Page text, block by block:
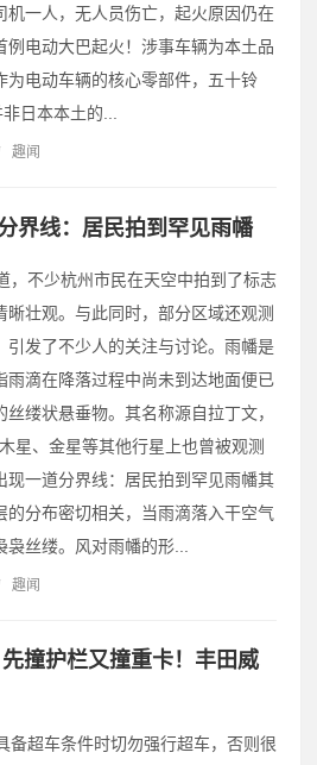
机一人，无人员伤亡，起火原因仍在
例电动大巴起火！涉事车辆为本土品
为电动车辆的核心零部件，五十铃
日本本土的...
趣闻
界线：居民拍到罕见雨幡
，不少杭州市民在天空中拍到了标志
壮观。与此同时，部分区域还观测
引发了不少人的关注与讨论。雨幡是
雨滴在降落过程中尚未到达地面便已
缕状悬垂物。其名称源自拉丁文，
星、金星等其他行星上也曾被观测
现一道分界线：居民拍到罕见雨幡其
的分布密切相关，当雨滴落入干空气
丝缕。风对雨幡的形...
趣闻
撞护栏又撞重卡！丰田威
备超车条件时切勿强行超车，否则很